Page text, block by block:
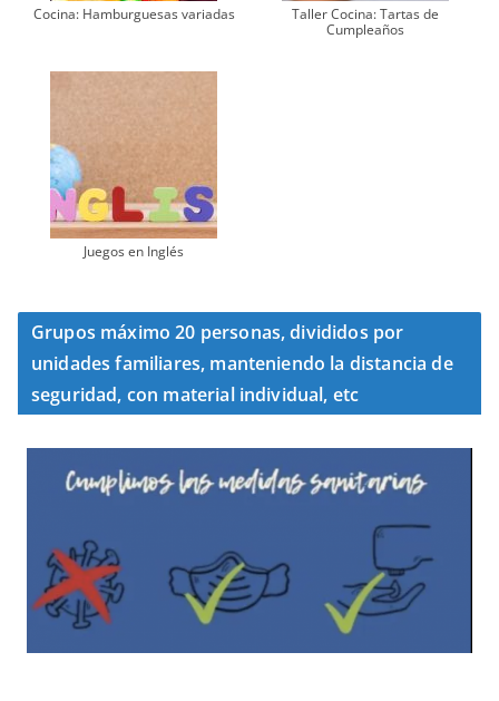
Cocina: Hamburguesas variadas
Taller Cocina: Tartas de
Cumpleaños
Juegos en Inglés
Grupos máximo 20 personas, divididos por
unidades familiares, manteniendo la distancia de
seguridad, con material individual, etc